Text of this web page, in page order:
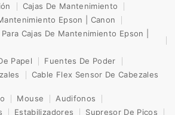
Cajas De Mantenimiento
Epson | Canon
Cajas De Mantenimiento Epson |
Papel
Fuentes De Poder
Cable Flex Sensor De Cabezales
Mouse
Audifonos
Estabilizadores
Supresor De Picos